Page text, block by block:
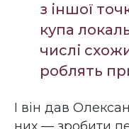
з іншої
купа
числі
роблять
І він дав